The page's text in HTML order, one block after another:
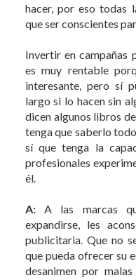
hacer, por eso todas
que ser conscientes
Invertir en campañas
es muy rentable
interesante, pero sí
largo si lo hacen sin
dicen algunos libros
tenga que saberlo
sí que tenga la
profesionales
él.
A:A las marcas
expandirse, les
publicitaria. Que no
que pueda ofrecer su
desanimen por